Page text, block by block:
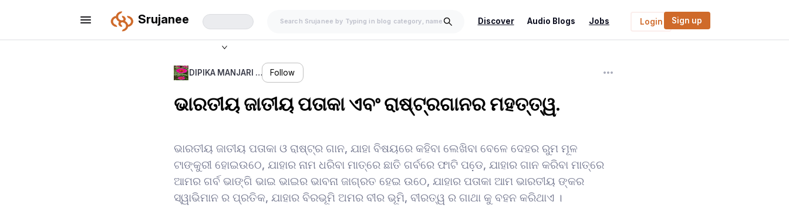
Srujanee Discover Audio Blogs Jobs Login Sign up
DIPIKA MANJARI … Follow
ଭାରତୀୟ ଜାତୀୟ ପତାକା ଏବଂ ରାଷ୍ଟ୍ରଗାନର ମହତ୍ତ୍ୱ.
ଭାରତୀୟ ଜାତୀୟ ପତାକା ଓ ରାଷ୍ଟ୍ର ଗାନ, ଯାହା ବିଷୟରେ କହିବା ଲେଖିବା ବେଳେ ଦେହର ରୁମ ମୂଳ
ଟାଙ୍କୁରୀ ହୋଇଉଠେ, ଯାହାର ନାମ ଧରିବା ମାତ୍ରେ ଛାତି ଗର୍ବରେ ଫାଟି ପଡେ଼, ଯାହାର ଗାନ କରିବା ମାତ୍ରେ
ଆମର ଗର୍ବ ଭାଙ୍ଗି ଭାଇ ଭାଇର ଭାବନା ଜାଗ୍ରତ ହେଇ ଉଠେ, ଯାହାର ପତାକା ଆମ ଭାରତୀୟ ଙ୍କର
ସ୍ୱାଭିମାନ ର ପ୍ରତିକ, ଯାହାର ବିରଭୂମି ଅମର ବୀର ଭୂମି, ବୀରତ୍ୱ ର ଗାଥା କୁ ବହନ କରିଥାଏ ।